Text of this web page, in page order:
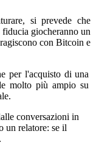
si prevede che
giocheranno un
con Bitcoin e
per l'acquisto di una
molto più ampio su
conversazioni in
un relatore: se il